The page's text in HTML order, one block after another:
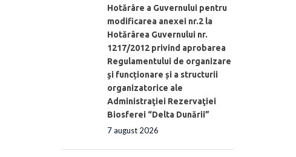
Hotărâre a Guvernului pentru
modificarea anexei nr.2 la
Hotărârea Guvernului nr.
1217/2012 privind aprobarea
Regulamentului de organizare
şi funcționare și a structurii
organizatorice ale
Administraţiei Rezervaţiei
Biosferei “Delta Dunării”
7 august 2026